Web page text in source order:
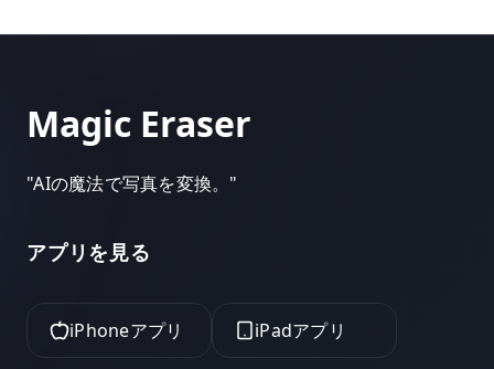
Magic Eraser
"AIの魔法で写真を変換。 "
アプリを見る
iPhoneアプリ iPadアプリ